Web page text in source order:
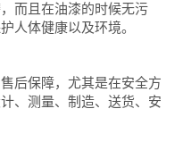
而且在油漆的时候无污
人体健康以及环境。
保障，尤其是在安全方
、测量、制造、送货、安